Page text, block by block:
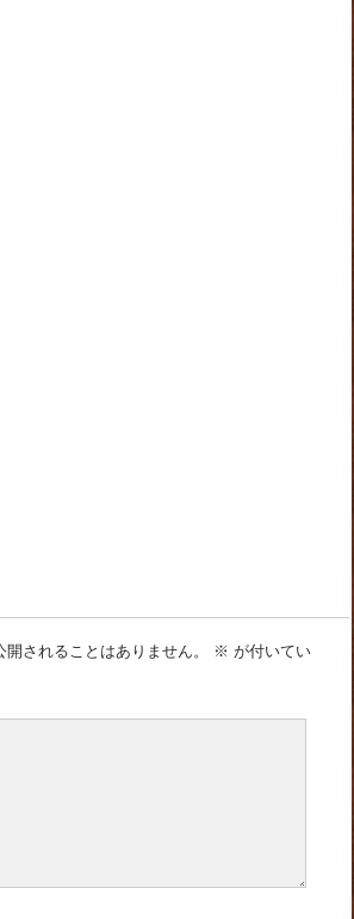
されることはありません。 ※ が付いてい